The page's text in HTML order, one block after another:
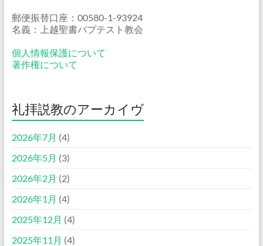
郵便振替口座：00580-1-93924
名義：上越聖書バプテスト教会
個人情報保護について
著作権について
礼拝説教のアーカイヴ
2026年7月 (4)
2026年5月 (3)
2026年2月 (2)
2026年1月 (4)
2025年12月 (4)
2025年11月 (4)